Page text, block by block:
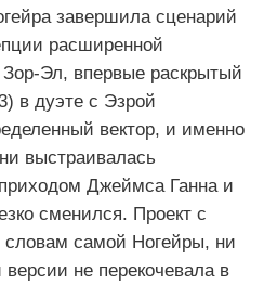
завершила сценарий
расширенной
впервые раскрытый
в дуэте с Эзрой
вектор, и именно
выстраивалась
Джеймса Ганна и
сменился. Проект с
словам самой Ногейры, ни
не перекочевала в